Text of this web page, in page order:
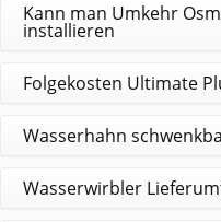
Kann man Umkehr
installieren
Folgekosten Ultimate
Wasserhahn
Wasserwirbler